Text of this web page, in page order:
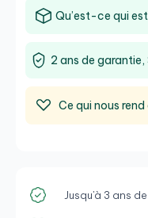
Qu’est-ce qui
2 ans de garantie,
Ce qui nous
Jusqu'à 3 ans